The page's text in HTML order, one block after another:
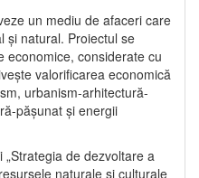
un mediu de afaceri care
și natural. Proiectul se
economice, considerate cu
valorificarea economică
urbanism-arhitectură-
pășunat și energii
de dezvoltare a
naturale și culturale